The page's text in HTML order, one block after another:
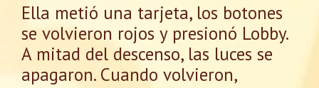
Ella metió una tarjeta, los botones
se volvieron rojos y presionó Lobby.
A mitad del descenso, las luces se
apagaron. Cuando volvieron,